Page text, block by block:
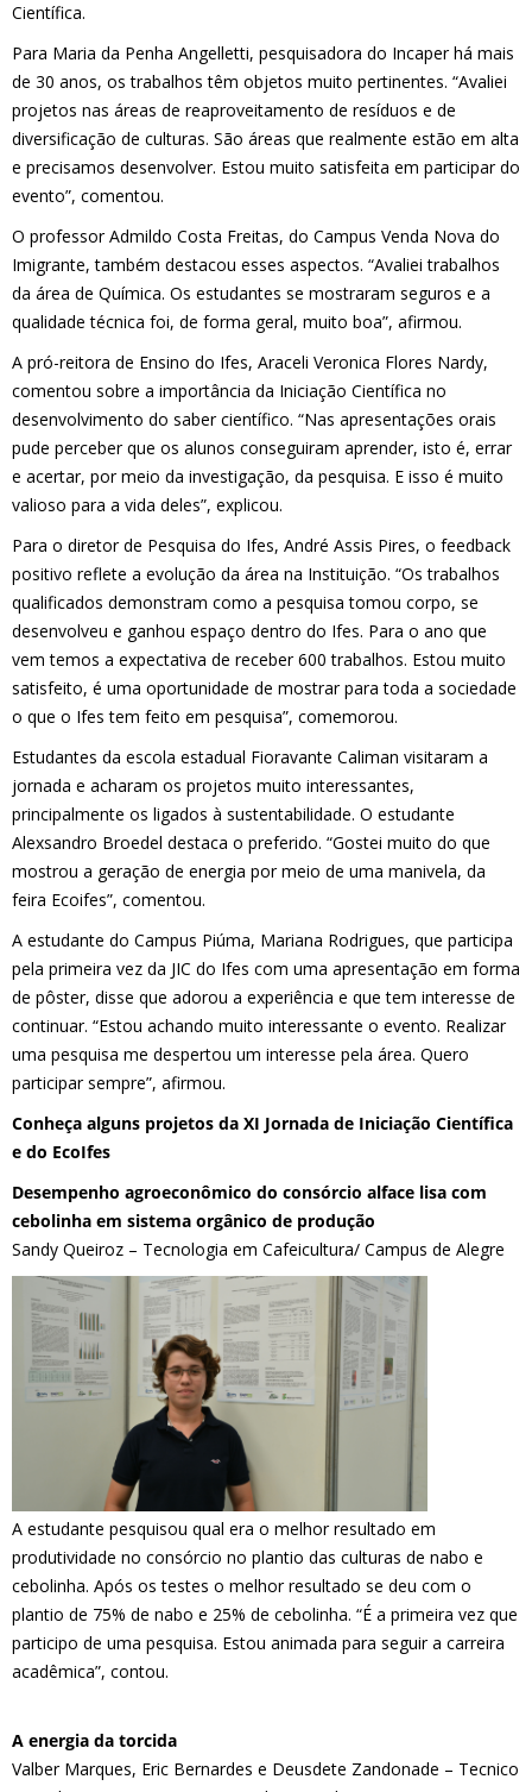
Científica.
Para Maria da Penha Angelletti, pesquisadora do Incaper há mais
de 30 anos, os trabalhos têm objetos muito pertinentes. “Avaliei
projetos nas áreas de reaproveitamento de resíduos e de
diversificação de culturas. São áreas que realmente estão em alta
e precisamos desenvolver. Estou muito satisfeita em participar do
evento”, comentou.
O professor Admildo Costa Freitas, do Campus Venda Nova do
Imigrante, também destacou esses aspectos. “Avaliei trabalhos
da área de Química. Os estudantes se mostraram seguros e a
qualidade técnica foi, de forma geral, muito boa”, afirmou.
A pró-reitora de Ensino do Ifes, Araceli Veronica Flores Nardy,
comentou sobre a importância da Iniciação Científica no
desenvolvimento do saber científico. “Nas apresentações orais
pude perceber que os alunos conseguiram aprender, isto é, errar
e acertar, por meio da investigação, da pesquisa. E isso é muito
valioso para a vida deles”, explicou.
Para o diretor de Pesquisa do Ifes, André Assis Pires, o feedback
positivo reflete a evolução da área na Instituição. “Os trabalhos
qualificados demonstram como a pesquisa tomou corpo, se
desenvolveu e ganhou espaço dentro do Ifes. Para o ano que
vem temos a expectativa de receber 600 trabalhos. Estou muito
satisfeito, é uma oportunidade de mostrar para toda a sociedade
o que o Ifes tem feito em pesquisa”, comemorou.
Estudantes da escola estadual Fioravante Caliman visitaram a
jornada e acharam os projetos muito interessantes,
principalmente os ligados à sustentabilidade. O estudante
Alexsandro Broedel destaca o preferido. “Gostei muito do que
mostrou a geração de energia por meio de uma manivela, da
feira Ecoifes”, comentou.
A estudante do Campus Piúma, Mariana Rodrigues, que participa
pela primeira vez da JIC do Ifes com uma apresentação em forma
de pôster, disse que adorou a experiência e que tem interesse de
continuar. “Estou achando muito interessante o evento. Realizar
uma pesquisa me despertou um interesse pela área. Quero
participar sempre”, afirmou.
Conheça alguns projetos da XI Jornada de Iniciação Científica
e do EcoIfes
Desempenho agroeconômico do consórcio alface lisa com
cebolinha em sistema orgânico de produção
Sandy Queiroz – Tecnologia em Cafeicultura/ Campus de Alegre
A estudante pesquisou qual era o melhor resultado em
produtividade no consórcio no plantio das culturas de nabo e
cebolinha. Após os testes o melhor resultado se deu com o
plantio de 75% de nabo e 25% de cebolinha. “É a primeira vez que
participo de uma pesquisa. Estou animada para seguir a carreira
acadêmica”, contou.
A energia da torcida
Valber Marques, Eric Bernardes e Deusdete Zandonade – Tecnico